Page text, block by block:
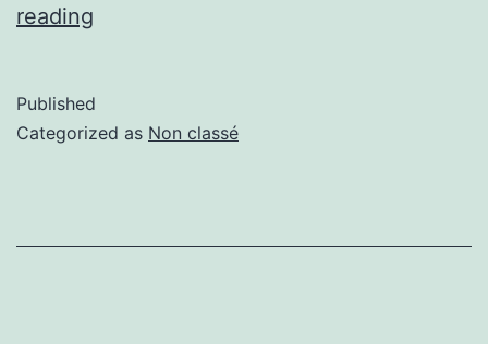
reading
Published
Categorized as Non classé